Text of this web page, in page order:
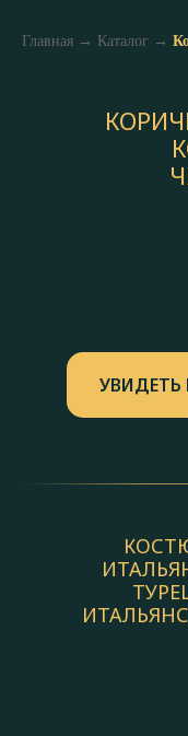
Главная → Каталог →
УВИДЕТЬ